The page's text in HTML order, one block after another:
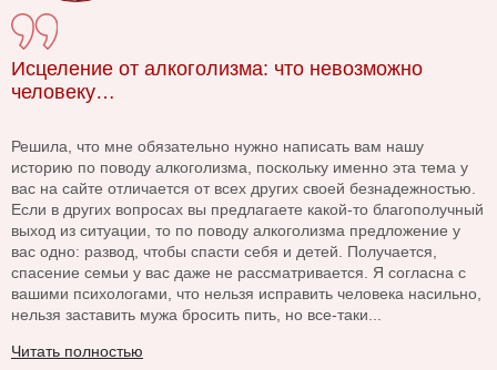
Исцеление от алкоголизма: что невозможно
человеку…
Решила, что мне обязательно нужно написать вам нашу
историю по поводу алкоголизма, поскольку именно эта тема у
вас на сайте отличается от всех других своей безнадежностью.
Если в других вопросах вы предлагаете какой-то благополучный
выход из ситуации, то по поводу алкоголизма предложение у
вас одно: развод, чтобы спасти себя и детей. Получается,
спасение семьи у вас даже не рассматривается. Я согласна с
вашими психологами, что нельзя исправить человека насильно,
нельзя заставить мужа бросить пить, но все-таки...
Читать полностью